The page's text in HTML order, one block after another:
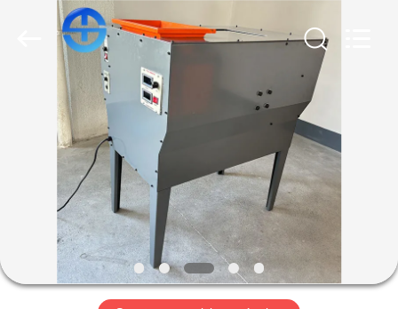
CASA
PRODUTOS
VÍDEOS
QUEM
SOMOS